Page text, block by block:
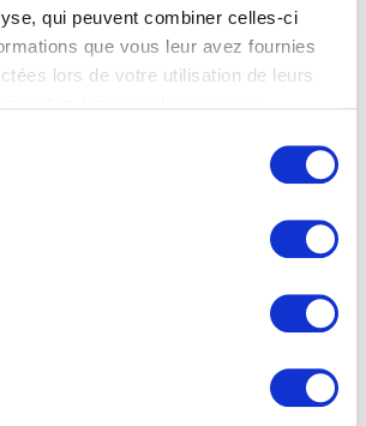
qui peuvent combiner celles-ci
que vous leur avez fournies
lors de votre utilisation de leurs